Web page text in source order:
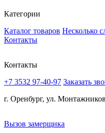
Категории
Каталог товаров Несколько
Контакты
Контакты
+7 3532 97-40-97 Заказать
г. Оренбург, ул.
Вызов замерщика